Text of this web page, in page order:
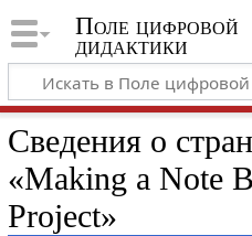
Поле цифровой
дидактики
Сведения о
«Making a Note
Project»